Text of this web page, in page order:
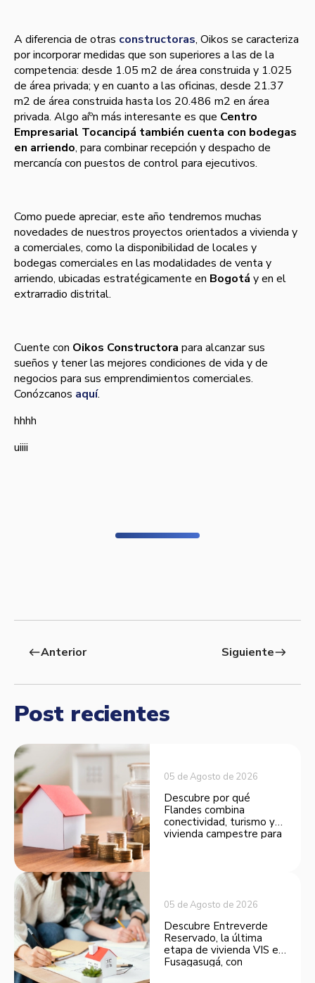
A diferencia de otras constructoras, Oikos se caracteriza
por incorporar medidas que son superiores a las de la
competencia: desde 1.05 m2 de área construida y 1.025
de área privada; y en cuanto a las oficinas, desde 21.37
m2 de área construida hasta los 20.486 m2 en área
privada. Algo aíºn más interesante es que Centro
Empresarial Tocancipá también cuenta con bodegas
en arriendo, para combinar recepción y despacho de
mercancí­a con puestos de control para ejecutivos.
Como puede apreciar, este año tendremos muchas
novedades de nuestros proyectos orientados a vivienda y
a comerciales, como la disponibilidad de locales y
bodegas comerciales en las modalidades de venta y
arriendo, ubicadas estratégicamente en Bogotá y en el
extrarradio distrital.
Cuente con Oikos Constructora para alcanzar sus
sueños y tener las mejores condiciones de vida y de
negocios para sus emprendimientos comerciales.
Conózcanos aquí­.
hhhh
uiiii
westAnterior Siguienteeast
Post recientes
05 de Agosto de 2026
Descubre por qué
Flandes combina
conectividad, turismo y
vivienda campestre para
05 de Agosto de 2026
Descubre Entreverde
Reservado, la última
etapa de vivienda VIS en
Fusagasugá, con